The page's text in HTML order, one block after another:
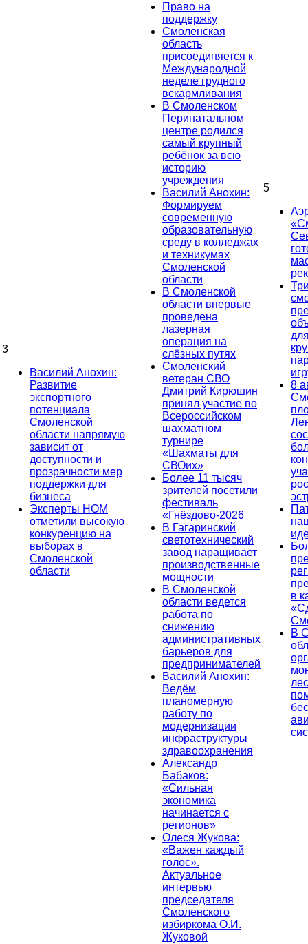
3
Василий Анохин:
Развитие
экспортного
потенциала
Смоленской
области напрямую
зависит от
доступности и
прозрачности мер
поддержки для
бизнеса
Эксперты НОМ
отметили высокую
конкуренцию на
выборах в
Смоленской
области
Право на
поддержку
Смоленская
область
присоединяется к
Международной
неделе грудного
вскармливания
В Смоленском
Перинатальном
центре родился
самый крупный
ребёнок за всю
историю
учреждения
Василий Анохин:
Формируем
современную
образовательную
среду в колледжах
и техникумах
Смоленской
области
В Смоленской
области впервые
проведена
лазерная
операция на
слёзных путях
Смоленский
ветеран СВО
Дмитрий Кирюшин
принял участие во
Всероссийском
шахматном
турнире
«Шахматы для
СВОих»
Более 11 тысяч
зрителей посетили
фестиваль
«Гнёздово-2026
В Гагаринский
светотехнический
завод наращивает
производственные
мощности
В Смоленской
области ведется
работа по
снижению
административных
барьеров для
предпринимателей
Василий Анохин:
Ведём
планомерную
работу по
модернизации
инфраструктуры
здравоохранения
Александр
Бабаков:
«Сильная
экономика
начинается с
регионов»
Олеся Жукова:
«Важен каждый
голос».
Актуальное
интервью
председателя
Смоленского
избиркома О.И.
Жуковой
5
8
в
В